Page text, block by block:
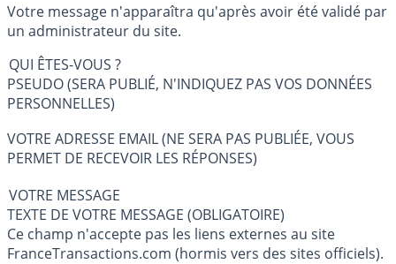
Votre message n'apparaîtra qu'après avoir été validé par
un administrateur du site.
QUI ÊTES-VOUS ?
PSEUDO (SERA PUBLIÉ, N'INDIQUEZ PAS VOS DONNÉES
PERSONNELLES)
VOTRE ADRESSE EMAIL (NE SERA PAS PUBLIÉE, VOUS
PERMET DE RECEVOIR LES RÉPONSES)
VOTRE MESSAGE
TEXTE DE VOTRE MESSAGE (OBLIGATOIRE)
Ce champ n'accepte pas les liens externes au site
FranceTransactions.com (hormis vers des sites officiels).